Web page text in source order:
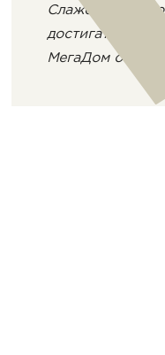
Слаженная
достигать
МегаДом